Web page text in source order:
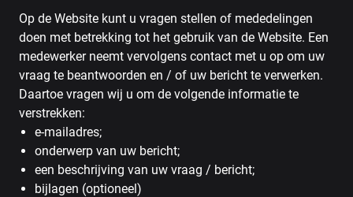
Op de Website kunt u vragen stellen of mededelingen
doen met betrekking tot het gebruik van de Website. Een
medewerker neemt vervolgens contact met u op om uw
vraag te beantwoorden en / of uw bericht te verwerken.
Daartoe vragen wij u om de volgende informatie te
verstrekken:
e-mailadres;
onderwerp van uw bericht;
een beschrijving van uw vraag / bericht;
bijlagen (optioneel)